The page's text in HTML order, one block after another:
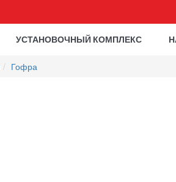
УСТАНОВОЧНЫЙ КОМПЛЕКС
Гофра